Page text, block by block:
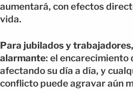
aumentará, con efectos
vida.
Para jubilados y
alarmante: el encarecimiento
afectando su día a día, y
conflicto puede agravar aún